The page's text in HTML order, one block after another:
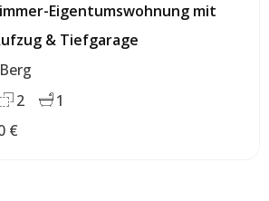
Eigentumswohnung mit
& Tiefgarage
2
1
€